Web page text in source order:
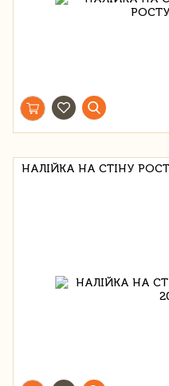
НАЛІЙКА НА СТІНУ